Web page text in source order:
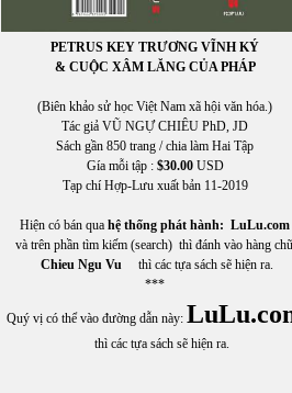
PETRUS KEY TRƯƠNG VĨNH KÝ
& CUỘC XÂM LĂNG CỦA PHÁP
(Biên khảo sử học Việt Nam xã hội văn hóa.)
Tác giả VŨ NGỰ CHIÊU PhD, JD
Sách gần 850 trang / chia làm Hai Tập
Gía mỗi tập : $30.00USD
Tạp chí Hợp-Lưu xuất bản 11-2019
Hiện có bán qua hệ thống phát hành: LuLu.com
và trên phần tìm kiếm (search) thì đánh vào hàng
Chieu Ngu Vu thì các tựa sách sẽ hiện ra.
***
Quý vị có thể vào đường dẫn này:
thì các tựa sách sẽ hiện ra.